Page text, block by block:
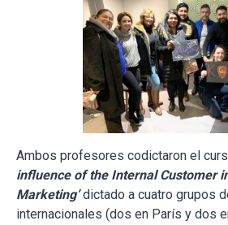
Ambos profesores codictaron el
influence of the Internal Customer
Marketing’dictado a cuatro grupos
internacionales (dos en París y dos